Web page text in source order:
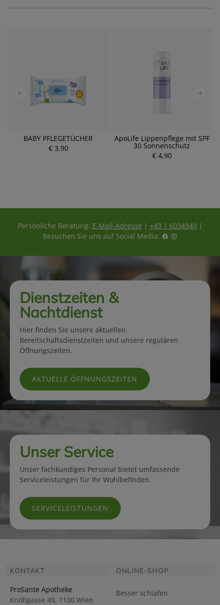
BABY PFLEGETÜCHER
€ 3,90
ApoLife Lippenpflege mit SPF
30 Sonnenschutz
€ 4,90
Persönliche Beratung: E-Mail-Adresse | +43 1 6034940|
Besuchen Sie uns auf Social Media:
Dienstzeiten &
Nachtdienst
Hier finden Sie unsere aktuellen
Bereitschaftsdienstzeiten und unsere regulären
Öffnungszeiten.
AKTUELLE ÖFFNUNGSZEITEN
Unser Service
Unser fachkundiges Personal bietet umfassende
Serviceleistungen für Ihr Wohlbefinden.
SERVICELEISTUNGEN
KONTAKT
ProSante Apotheke
Knöllgasse 49, 1100 Wien
ONLINE-SHOP
Besser schlafen